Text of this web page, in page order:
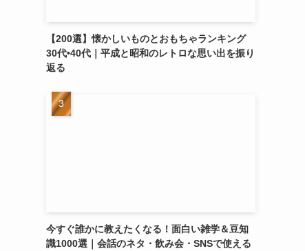
【200選】懐かしいものとおもちゃランキング
30代•40代｜平成と昭和のレトロな思い出を振り
返る
今すぐ誰かに教えたくなる！面白い雑学＆豆知
識1000選｜会話のネタ・飲み会・SNSで使える